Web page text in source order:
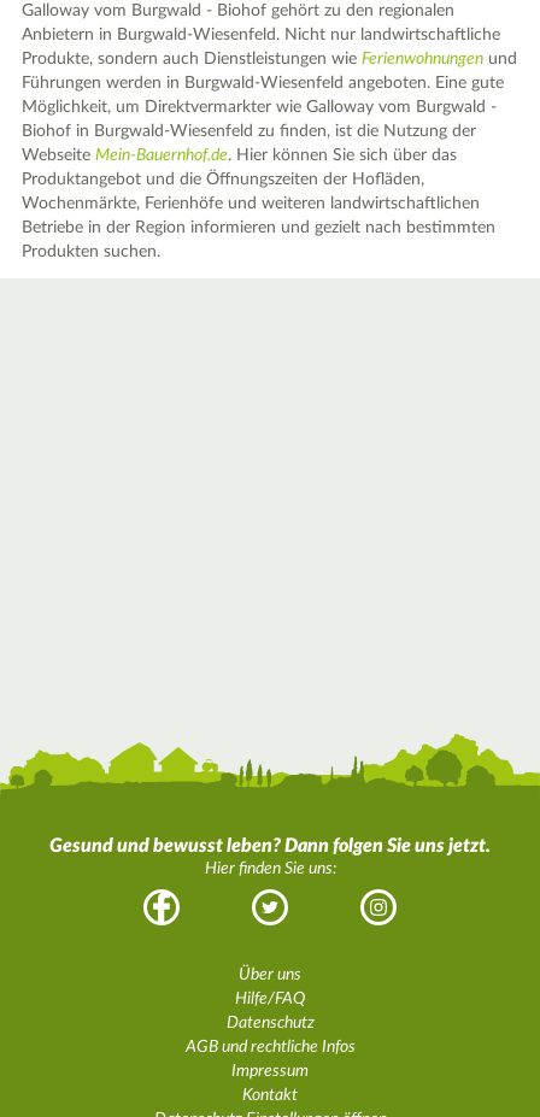
Galloway vom Burgwald - Biohof gehört zu den regionalen
Anbietern in Burgwald-Wiesenfeld. Nicht nur landwirtschaftliche
Produkte, sondern auch Dienstleistungen wieFerienwohnungen und
Führungen werden in Burgwald-Wiesenfeld angeboten. Eine gute
Möglichkeit, um Direktvermarkter wie Galloway vom Burgwald -
Biohof in Burgwald-Wiesenfeld zu finden, ist die Nutzung der
WebseiteMein-Bauernhof.de. Hier können Sie sich über das
Produktangebot und die Öffnungszeiten der Hofläden,
Wochenmärkte, Ferienhöfe und weiteren landwirtschaftlichen
Betriebe in der Region informieren und gezielt nach bestimmten
Produkten suchen.
Gesund und bewusst leben? Dann folgen Sie uns jetzt.
Hier finden Sie uns:
Facebook Twitter Instagram
Über uns
Hilfe/FAQ
Datenschutz
AGB und rechtliche Infos
Impressum
Kontakt